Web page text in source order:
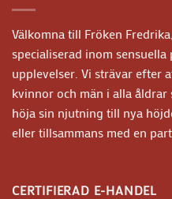
Välkomna till Fröken
specialiserad inom
upplevelser. Vi strävar efter
kvinnor och män i alla
höja sin njutning till nya
eller tillsammans med en
CERTIFIERAD E-HANDEL